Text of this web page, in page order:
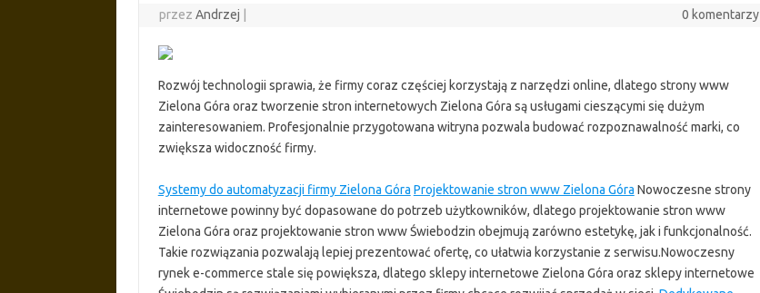
przezAndrzej 0 komentarzy
Rozwój technologii sprawia, że firmy coraz częściej korzystają z narzędzi online, dlatego strony www
Zielona Góra oraz tworzenie stron internetowych Zielona Góra są usługami cieszącymi się dużym
zainteresowaniem. Profesjonalnie przygotowana witryna pozwala budować rozpoznawalność marki, co
zwiększa widoczność firmy.
Systemy do automatyzacji firmy Zielona Góra Projektowanie stron www Zielona Góra Nowoczesne strony
internetowe powinny być dopasowane do potrzeb użytkowników, dlatego projektowanie stron www
Zielona Góra oraz projektowanie stron www Świebodzin obejmują zarówno estetykę, jak i funkcjonalność.
Takie rozwiązania pozwalają lepiej prezentować ofertę, co ułatwia korzystanie z serwisu.Nowoczesny
rynek e-commerce stale się powiększa, dlatego sklepy internetowe Zielona Góra oraz sklepy internetowe